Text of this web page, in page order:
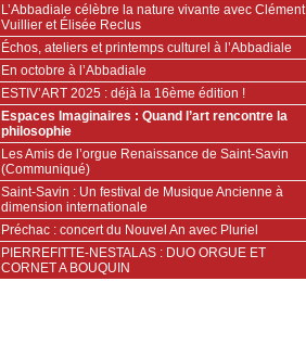
L’Abbadiale célèbre la nature vivante avec Clément
Vuillier et Élisée Reclus
Échos, ateliers et printemps culturel à l’Abbadiale
En octobre à l’Abbadiale
ESTIV’ART 2025 : déjà la 16ème édition !
Espaces Imaginaires : Quand l’art rencontre la
philosophie
Les Amis de l’orgue Renaissance de Saint-Savin
(Communiqué)
Saint-Savin : Un festival de Musique Ancienne à
dimension internationale
Préchac : concert du Nouvel An avec Pluriel
PIERREFITTE-NESTALAS : DUO ORGUE ET
CORNET A BOUQUIN